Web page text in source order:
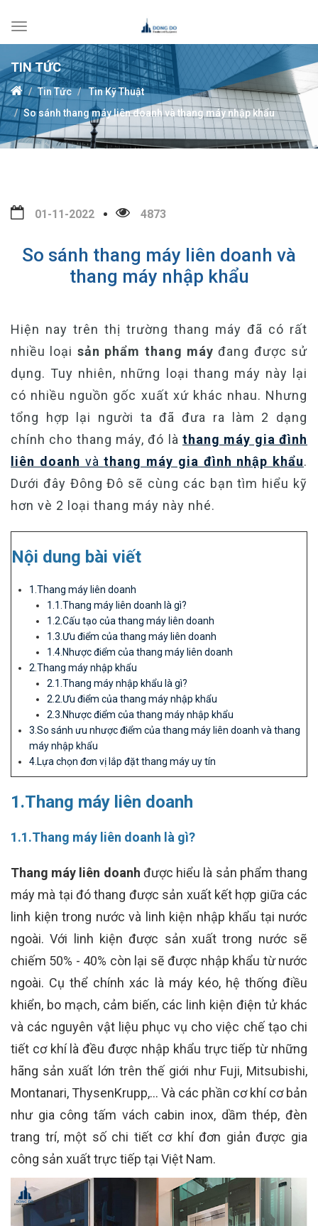
Toggle
navigation
TIN TỨC
Tin Tức
Tin Kỹ Thuật
So sánh thang máy liên doanh và thang máy nhập khẩu
01-11-2022 4873
So sánh thang máy liên doanh và
thang máy nhập khẩu
Hiện nay trên thị trường thang máy đã có rất
nhiều loại sản phẩm thang máy đang được sử
dụng. Tuy nhiên, những loại thang máy này lại
có nhiều nguồn gốc xuất xứ khác nhau. Nhưng
tổng hợp lại người ta đã đưa ra làm 2 dạng
chính cho thang máy, đó là thang máy gia đình
liên doanh vàthang máy gia đình nhập khẩu.
Dưới đây Đông Đô sẽ cùng các bạn tìm hiểu kỹ
hơn vè 2 loại thang máy này nhé.
Nội dung bài viết
1.Thang máy liên doanh
1.1.Thang máy liên doanh là gì?
1.2.Cấu tạo của thang máy liên doanh
1.3.Ưu điểm của thang máy liên doanh
1.4.Nhược điểm của thang máy liên doanh
2.Thang máy nhập khẩu
2.1.Thang máy nhập khẩu là gì?
2.2.Ưu điểm của thang máy nhập khẩu
2.3.Nhược điểm của thang máy nhập khẩu
3.So sánh ưu nhược điểm của thang máy liên doanh và thang
máy nhập khẩu
4.Lựa chọn đơn vị lắp đặt thang máy uy tín
1.Thang máy liên doanh
1.1.Thang máy liên doanh là gì?
Thang máy liên doanh được hiểu là sản phẩm thang
máy mà tại đó thang được sản xuất kết hợp giữa các
linh kiện trong nước và linh kiện nhập khẩu tại nước
ngoài. Với linh kiện được sản xuất trong nước sẽ
chiếm 50% - 40% còn lại sẽ được nhập khẩu từ nước
ngoài. Cụ thể chính xác là máy kéo, hệ thống điều
khiển, bo mạch, cảm biến, các linh kiện điện tử khác
và các nguyên vật liệu phục vụ cho việc chế tạo chi
tiết cơ khí là đều được nhập khẩu trực tiếp từ những
hãng sản xuất lớn trên thế giới như Fuji, Mitsubishi,
Montanari, ThysenKrupp,… Và các phần cơ khí cơ bản
như gia công tấm vách cabin inox, dầm thép, đèn
trang trí, một số chi tiết cơ khí đơn giản được gia
công sản xuất trực tiếp tại Việt Nam.